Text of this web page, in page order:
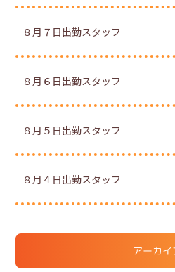
８月７日出勤スタッフ
８月６日出勤スタッフ
８月５日出勤スタッフ
８月４日出勤スタッフ
アーカイ